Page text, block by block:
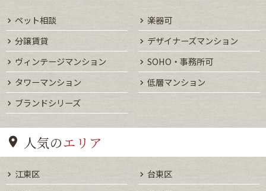
ペット相談
楽器可
分譲賃貸
デザイナーズマンション
ヴィンテージマンション
SOHO・事務所可
タワーマンション
低層マンション
ブランドシリーズ
人気のエリア
江東区
台東区